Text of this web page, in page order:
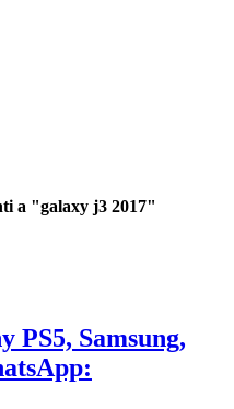
a "galaxy j3 2017"
PS5, Samsung,